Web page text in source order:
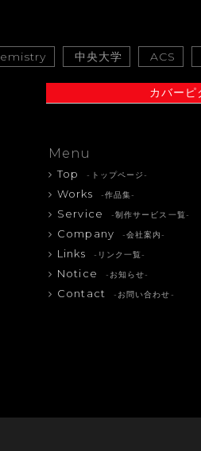
中央大学 ACS
カバーピ
Menu
Top -トップページ-
Works -作品集-
Service -制作サービス一覧-
Company -会社案内-
Links -リンク一覧-
Notice -お知らせ-
Contact -お問い合わせ-